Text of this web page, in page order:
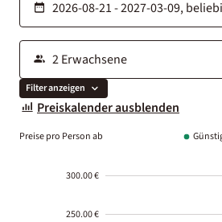
Filter anzeigen
Preiskalender ausblenden
Preise pro Person ab
300.00 €
250.00 €